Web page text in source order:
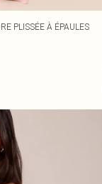
PLISSÉE À ÉPAULES